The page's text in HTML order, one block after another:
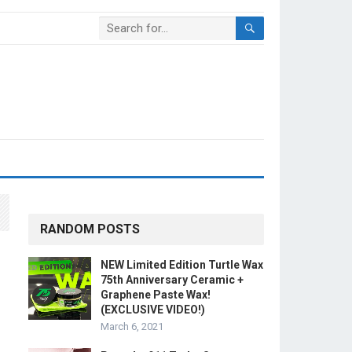
RANDOM POSTS
NEW Limited Edition Turtle Wax
75th Anniversary Ceramic +
Graphene Paste Wax!
(EXCLUSIVE VIDEO!)
March 6, 2021